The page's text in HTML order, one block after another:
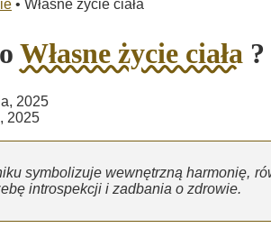
• Własne życie ciała
Własne życie ciała ?
2025
2025
symbolizuje wewnętrzną harmonię,
introspekcji i zadbania o zdrowie.